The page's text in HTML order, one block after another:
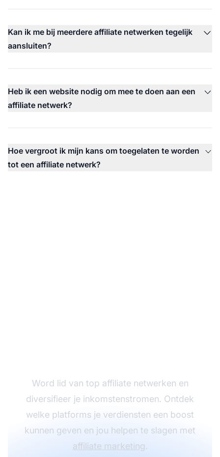
Kan ik me bij meerdere affiliate netwerken tegelijk
aansluiten?
Heb ik een website nodig om mee te doen aan een
affiliate netwerk?
Hoe vergroot ik mijn kans om toegelaten te worden
tot een affiliate netwerk?
Word lid van top affiliate netwerken en
diversifieer je inkomstenstromen. Ontdek
welke platforms je verdiensten een boost
kunnen geven en jou helpen te slagen met
affiliate marketing.